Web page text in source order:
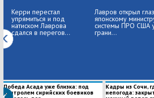
Керри перестал
упрямиться и под
натиском Лаврова
сдался в перегов...
Лавров открыл
японскому
системы ПРО США
грани...
Победа Асада уже близка: под
контролем сирийских боевиков
Кадры из Сочи,
непогода: